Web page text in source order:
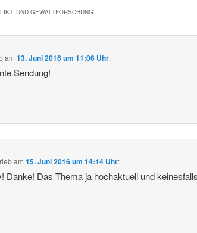
UND GEWALTFORSCHUNG“
am13. Juni 2016 um 11:06 Uhr:
Sendung!
am15. Juni 2016 um 14:14 Uhr:
Danke! Das Thema ja hochaktuell und keinesfalls